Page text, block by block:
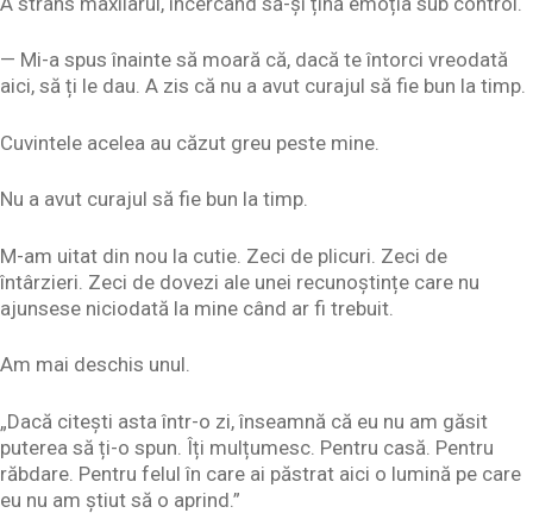
— Mi-a spus înainte să moară că, dacă te întorci vreodată
aici, să ți le dau. A zis că nu a avut curajul să fie bun la timp.
Cuvintele acelea au căzut greu peste mine.
Nu a avut curajul să fie bun la timp.
M-am uitat din nou la cutie. Zeci de plicuri. Zeci de
întârzieri. Zeci de dovezi ale unei recunoștințe care nu
ajunsese niciodată la mine când ar fi trebuit.
Am mai deschis unul.
„Dacă citești asta într-o zi, înseamnă că eu nu am găsit
puterea să ți-o spun. Îți mulțumesc. Pentru casă. Pentru
răbdare. Pentru felul în care ai păstrat aici o lumină pe care
eu nu am știut să o aprind.”